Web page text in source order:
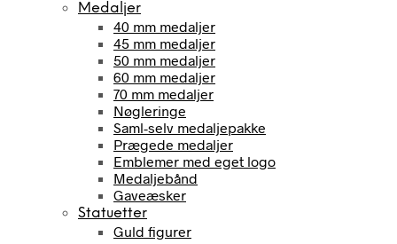
Medaljer
40 mm medaljer
45 mm medaljer
50 mm medaljer
60 mm medaljer
70 mm medaljer
Nøgleringe
Saml-selv medaljepakke
Prægede medaljer
Emblemer med eget logo
Medaljebånd
Gaveæsker
Statuetter
Guld figurer